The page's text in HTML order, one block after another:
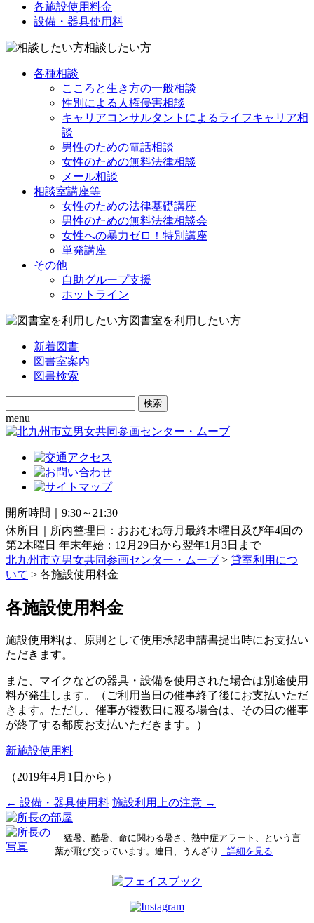
各施設使用料金
設備・器具使用料
相談したい方
各種相談
こころと生き方の一般相談
性別による人権侵害相談
キャリアコンサルタントによるライフキャリア相
談
男性のための電話相談
女性のための無料法律相談
メール相談
相談室講座等
女性のための法律基礎講座
男性のための無料法律相談会
女性への暴力ゼロ！特別講座
単発講座
その他
自助グループ支援
ホットライン
図書室を利用したい方
新着図書
図書室案内
図書検索
Search
for:
menu
開所時間｜9:30～21:30
休所日｜所内整理日：おおむね毎月最終木曜日及び年4回の
第2木曜日 年末年始：12月29日から翌年1月3日まで
北九州市立男女共同参画センター・ムーブ > 貸室利用につ
いて > 各施設使用料金
各施設使用料金
施設使用料は、原則として使用承認申請書提出時にお支払い
ただきます。
また、マイクなどの器具・設備を使用された場合は別途使用
料が発生します。（ご利用当日の催事終了後にお支払いただ
きます。ただし、催事が複数日に渡る場合は、その日の催事
が終了する都度お支払いただきます。）
新施設使用料
（2019年4月1日から）
投
稿
ナ
← 設備・器具使用料 施設利用上の注意 →
猛暑、酷暑、命に関わる暑さ、熱中症アラート、という言
葉が飛び交っています。連日、うんざり
...詳細を見る